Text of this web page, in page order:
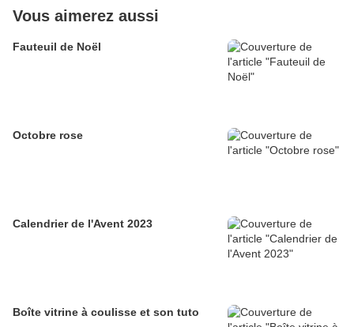
Vous aimerez aussi
Fauteuil de Noël
Octobre rose
Calendrier de l'Avent 2023
Boîte vitrine à coulisse et son tuto